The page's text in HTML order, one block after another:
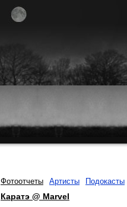
Фотоотчеты Артисты Подокасты
Каратэ @ Marvel